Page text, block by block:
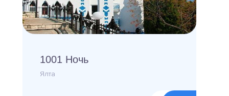
1001 Ночь
Ялта